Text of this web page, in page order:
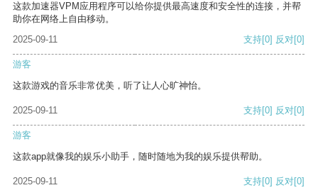
这款加速器VPM应用程序可以给你提供最高速度和安全性的连接，并帮
助你在网络上自由移动。
2025-09-11
支持[0] 反对[0]
游客
这款游戏的音乐非常优美，听了让人心旷神怡。
2025-09-11 支持[0] 反对[0]
游客
这款app就像我的娱乐小助手，随时随地为我的娱乐提供帮助。
2025-09-11 支持[0] 反对[0]